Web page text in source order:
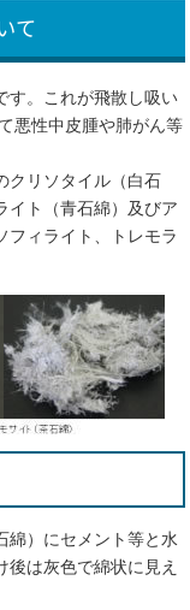
て
す。これが飛散し吸い
悪性中皮腫や肺がん等
クリソタイル（白石
イト（青石綿）及びア
フィライト、トレモラ
綿）にセメント等と水
は灰色で綿状に見え